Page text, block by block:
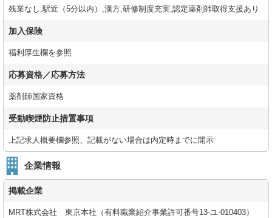
残業なし,駅近（5分以内）,漢方,研修制度充実,認定薬剤師取得支援あり
加入保険
福利厚生欄を参照
応募資格／応募方法
薬剤師国家資格
受動喫煙防止措置事項
上記求人概要欄参照、記載がない場合は内定時までに開示
企業情報
掲載企業
MRT株式会社 東京本社（有料職業紹介事業許可番号13-ユ-010403）